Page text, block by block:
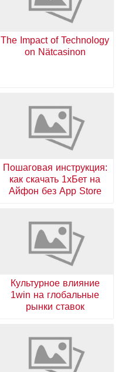
The Impact of Technology
on Nätcasinon
Пошаговая инструкция:
как скачать 1хБет на
Айфон без App Store
Культурное влияние
1win на глобальные
рынки ставок